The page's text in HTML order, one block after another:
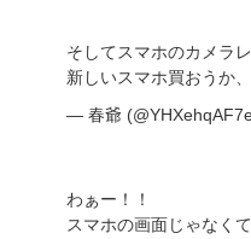
そしてスマホのカメラ
新しいスマホ買おうか
— 春爺
わぁー！！
スマホの画面じゃなく